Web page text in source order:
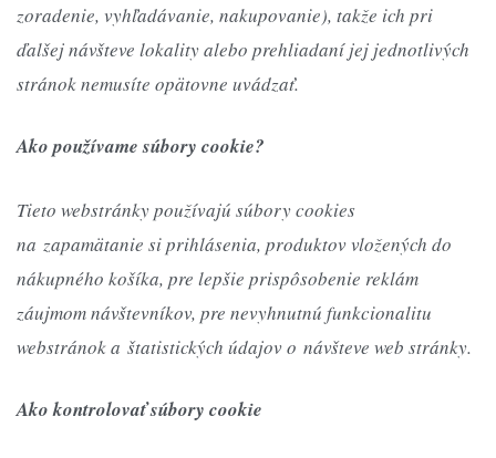
zoradenie, vyhľadávanie, nakupovanie), takže ich pri
ďalšej návšteve lokality alebo prehliadaní jej jednotlivých
stránok nemusíte opätovne uvádzať.
Ako používame súbory cookie?
Tieto webstránky používajú súbory cookies
na zapamätanie si prihlásenia, produktov vložených do
nákupného košíka, pre lepšie prispôsobenie reklám
záujmom návštevníkov, pre nevyhnutnú funkcionalitu
webstránok a štatistických údajov o návšteve web stránky.
Ako kontrolovať súbory cookie